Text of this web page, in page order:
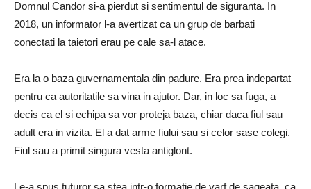
Domnul Candor si-a pierdut si sentimentul de siguranta. In
2018, un informator l-a avertizat ca un grup de barbati
conectati la taietori erau pe cale sa-l atace.
Era la o baza guvernamentala din padure. Era prea indepartat
pentru ca autoritatile sa vina in ajutor. Dar, in loc sa fuga, a
decis ca el si echipa sa vor proteja baza, chiar daca fiul sau
adult era in vizita. El a dat arme fiului sau si celor sase colegi.
Fiul sau a primit singura vesta antiglont.
Le-a spus tuturor sa stea intr-o formatie de varf de sageata, ca